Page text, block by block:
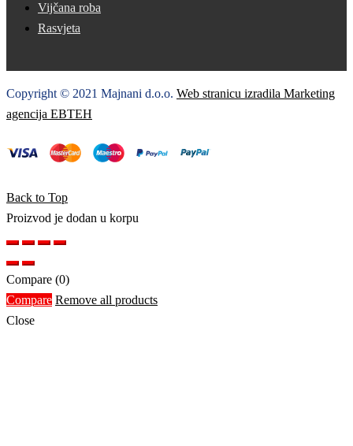
Vijčana roba
Rasvjeta
Copyright © 2021 Majnani d.o.o. Web stranicu izradila Marketing
agencija EBTEH
Back to Top
Proizvod je dodan u korpu
Compare (0)
Compare Remove all products
Close